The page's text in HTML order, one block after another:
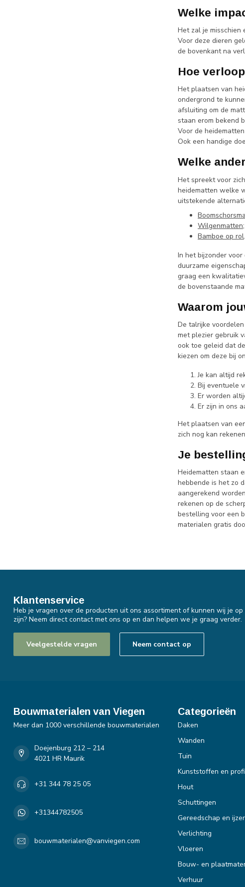
Welke
Het zal je misschien
Voor deze dieren
de bovenkant na
Hoe
Het plaatsen van
ondergrond te
afsluiting om de
staan erom bekend
Voor de
Ook een handige
Welke
Het spreekt voor
heidematten welke
uitstekende
Wilgenmatten;
Bamboe op rol.
In het bijzonder
duurzame
graag een
de bovenstaande
Waarom
De talrijke
met plezier gebruik
ook toe geleid dat
kiezen om deze bij
Je kan altijd
Bij eventuele
Er worden
Er zijn in ons
Het plaatsen van
zich nog kan
Je
Heidematten staan
hebbende is het zo
aangerekend
rekenen op de
bestelling voor een
materialen gratis
Klantenservice
Heb je vragen over de producten uit ons assortiment of kunnen wij je
zijn? Neem direct contact met ons op en dan helpen we je graag verder.
Veelgestelde vragen Neem contact op
Bouwmaterialen van Viegen
Meer dan 1000 verschillende bouwmaterialen
Doejenburg 212 – 214
4021 HR Maurik
+31 344 78 25 05
+31344782505
bouwmaterialen@vanviegen.com
Categorieën
Daken
Wanden
Tuin
Kunststoffen en
Hout
Schuttingen
Gereedschap en
Verlichting
Vloeren
Bouw- en
Verhuur